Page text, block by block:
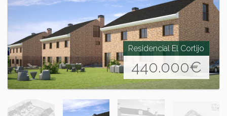
Residencial El Cortijo
440.000€